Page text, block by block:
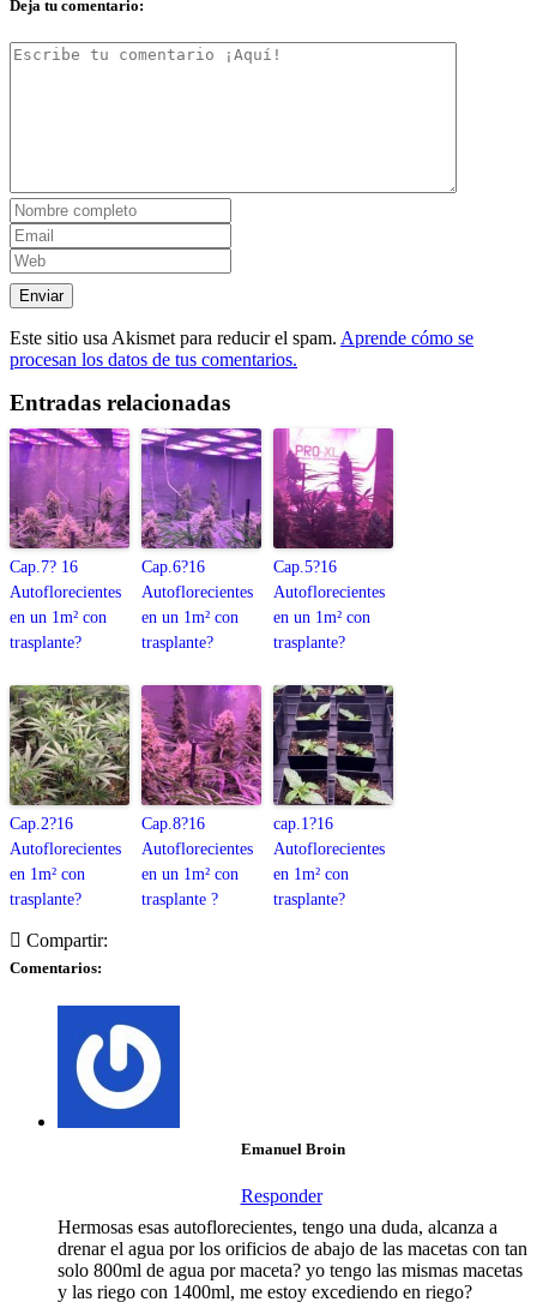
Deja tu comentario:
Este sitio usa Akismet para reducir el spam. Aprende cómo se
procesan los datos de tus comentarios.
Entradas relacionadas
Cap.7? 16
Autoflorecientes
en un 1m² con
trasplante?
Cap.6?16
Autoflorecientes
en un 1m² con
trasplante?
Cap.5?16
Autoflorecientes
en un 1m² con
trasplante?
Cap.2?16
Autoflorecientes
en 1m² con
trasplante?
Cap.8?16
Autoflorecientes
en un 1m² con
trasplante ?
cap.1?16
Autoflorecientes
en 1m² con
trasplante?
Compartir:
Comentarios:
Emanuel Broin
Responder
Hermosas esas autoflorecientes, tengo una duda, alcanza a
drenar el agua por los orificios de abajo de las macetas con tan
solo 800ml de agua por maceta? yo tengo las mismas macetas
y las riego con 1400ml, me estoy excediendo en riego?